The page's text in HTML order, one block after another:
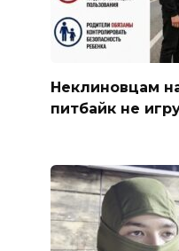
Неклиновцам
питбайк не